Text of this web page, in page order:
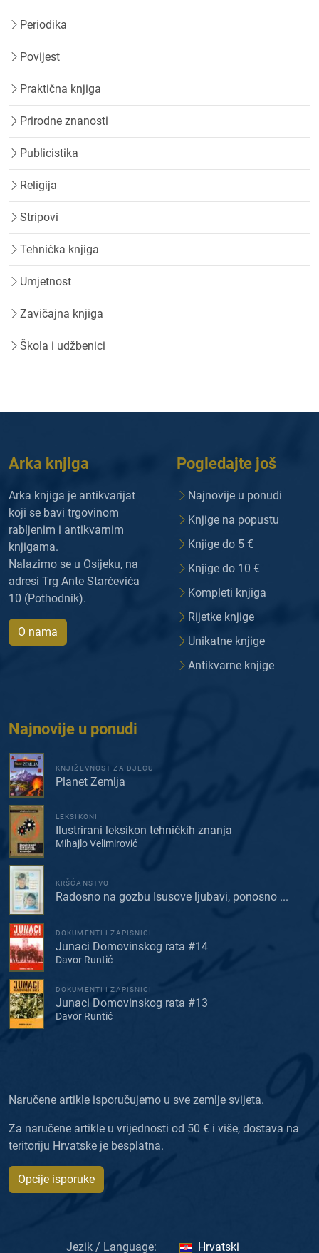
Periodika
Povijest
Praktična knjiga
Prirodne znanosti
Publicistika
Religija
Stripovi
Tehnička knjiga
Umjetnost
Zavičajna knjiga
Škola i udžbenici
Arka knjiga
Arka knjiga je antikvarijat
koji se bavi trgovinom
rabljenim i antikvarnim
knjigama.
Nalazimo se u Osijeku, na
adresi Trg Ante Starčevića
10 (Pothodnik).
O nama
Pogledajte još
Najnovije u ponudi
Knjige na popustu
Knjige do 5 €
Knjige do 10 €
Kompleti knjiga
Rijetke knjige
Unikatne knjige
Antikvarne knjige
Najnovije u ponudi
KNJIŽEVNOST ZA DJECU
Planet Zemlja
LEKSIKONI
Ilustrirani leksikon tehničkih znanja
Mihajlo Velimirović
KRŠĆANSTVO
Radosno na gozbu Isusove ljubavi, ponosno ...
DOKUMENTI I ZAPISNICI
Junaci Domovinskog rata #14
Davor Runtić
DOKUMENTI I ZAPISNICI
Junaci Domovinskog rata #13
Davor Runtić
Naručene artikle isporučujemo u sve zemlje svijeta.
Za naručene artikle u vrijednosti od 50 € i više, dostava na
teritoriju Hrvatske je besplatna.
Opcije isporuke
Jezik / Language: Hrvatski